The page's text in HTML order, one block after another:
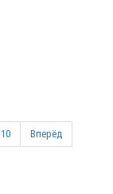
10 Вперёд